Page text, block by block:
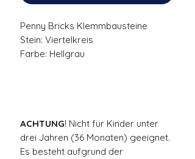
Penny Bricks Klemmbausteine
Stein: Viertelkreis
Farbe: Hellgrau
ACHTUNG! Nicht für Kinder unter
drei Jahren (36 Monaten) geeignet.
Es besteht aufgrund der